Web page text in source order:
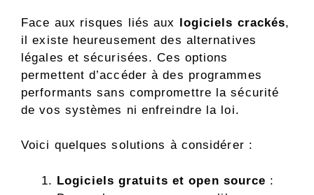
Face aux risques liés aux logiciels crackés,
il existe heureusement des alternatives
légales et sécurisées. Ces options
permettent d’accéder à des programmes
performants sans compromettre la sécurité
de vos systèmes ni enfreindre la loi.
Voici quelques solutions à considérer :
Logiciels gratuits et open source :